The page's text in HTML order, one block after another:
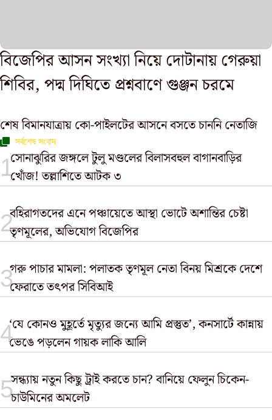
বিজেপির আসন সংখ্যা নিয়ে দোটানায় গেরুয়া
শিবির, পদ্ম দিঘিতে প্রশ্নবাণে গুঞ্জন চরমে
শেষ বিমানযাত্রায় কো-পাইলটের আসনে বসতে চাননি নেতাজি
সর্বশেষ সংবাদ
সোনাঝুরির জঙ্গলে টুলু মণ্ডলের বিলাসবহুল বাগানবাড়ির
খোঁজ! তল্লাশিতে আটক ৩
বহিরাগতদের এনে পঞ্চায়েতে আস্থা ভোটে অশান্তির চেষ্টা
তৃণমূলের, অভিযোগ বিজেপির
গরু পাচার মামলা: পলাতক তৃণমূল নেতা বিনয় মিশ্রকে দেশে
ফেরাতে তৎপর সিবিআই
‘যে কোনও মুহূর্তে মৃত্যুর জন্যে আমি প্রস্তুত’, কনসার্টে কান্নায়
ভেঙে পড়লেন গায়ক লাকি আলি
সন্ধ্যায় নতুন কিছু ট্রাই করতে চান? বানিয়ে ফেলুন চিকেন-
চাউমিনের অমলেট